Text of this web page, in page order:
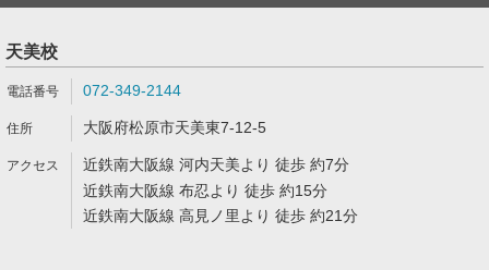
天美校
072-349-2144
大阪府松原市天美東7-12-5
近鉄南大阪線 河内天美より 徒歩 約7分
近鉄南大阪線 布忍より 徒歩 約15分
近鉄南大阪線 高見ノ里より 徒歩 約21分